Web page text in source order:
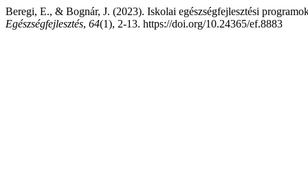
Beregi, E., & Bognár, J. (2023). Iskolai egészségfejlesztési
Egészségfejlesztés, 64(1), 2-13. https://doi.org/10.24365/ef.8883